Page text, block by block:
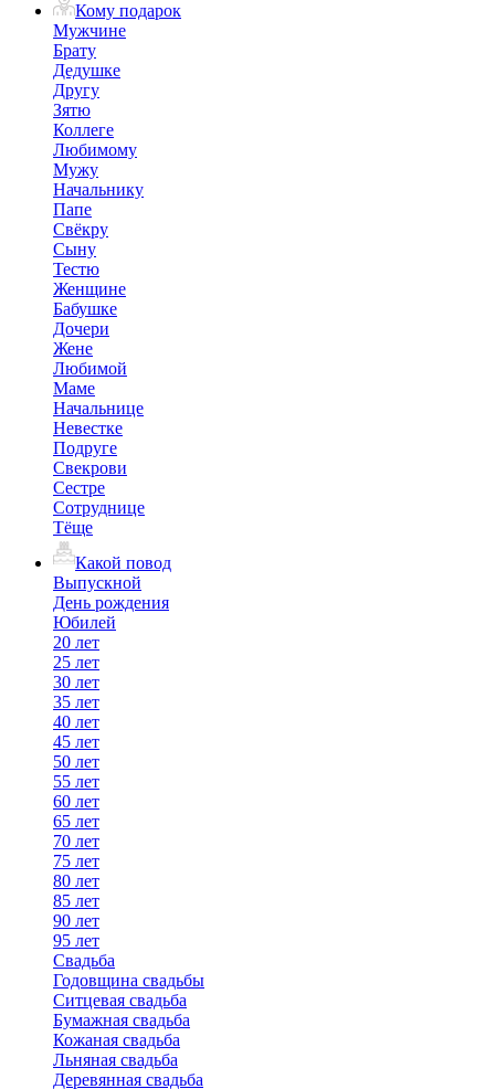
Кому подарок
Мужчине
Брату
Дедушке
Другу
Зятю
Коллеге
Любимому
Мужу
Начальнику
Папе
Свёкру
Сыну
Тестю
Женщине
Бабушке
Дочери
Жене
Любимой
Маме
Начальнице
Невестке
Подруге
Свекрови
Сестре
Сотруднице
Тёще
Какой повод
Выпускной
День рождения
Юбилей
20 лет
25 лет
30 лет
35 лет
40 лет
45 лет
50 лет
55 лет
60 лет
65 лет
70 лет
75 лет
80 лет
85 лет
90 лет
95 лет
Свадьба
Годовщина свадьбы
Ситцевая свадьба
Бумажная свадьба
Кожаная свадьба
Льняная свадьба
Деревянная свадьба